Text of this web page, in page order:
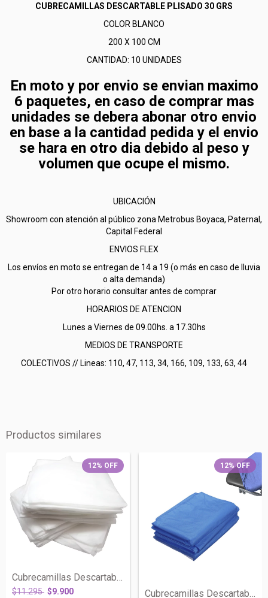
CUBRECAMILLAS DESCARTABLE PLISADO 30 GRS
COLOR BLANCO
200 X 100 CM
CANTIDAD: 10 UNIDADES
En moto y por envio se envian maximo
6 paquetes, en caso de comprar mas
unidades se debera abonar otro envio
en base a la cantidad pedida y el envio
se hara en otro dia debido al peso y
volumen que ocupe el mismo.
UBICACIÓN
Showroom con atención al público zona Metrobus Boyaca, Paternal,
Capital Federal
ENVIOS FLEX
Los envíos en moto se entregan de 14 a 19 (o más en caso de lluvia
o alta demanda)
Por otro horario consultar antes de comprar
HORARIOS DE ATENCION
Lunes a Viernes de 09.00hs. a 17.30hs
MEDIOS DE TRANSPORTE
COLECTIVOS // Lineas: 110, 47, 113, 34, 166, 109, 133, 63, 44
Productos similares
12% OFF
Cubrecamillas Descartable Elastizado 20G...
$11.295 $9.900
12%OFF